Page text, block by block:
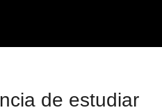
de estudiar